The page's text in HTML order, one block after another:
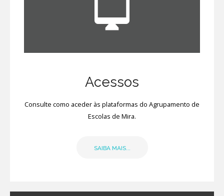
Acessos
Consulte como aceder às plataformas do Agrupamento de
Escolas de Mira.
SAIBA MAIS...